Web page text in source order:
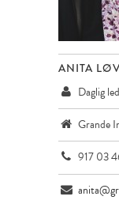
ANITA
Daglig
Grande
917 03